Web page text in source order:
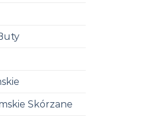
Skórzane